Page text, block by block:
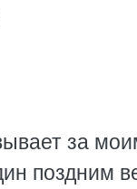
за
поздним